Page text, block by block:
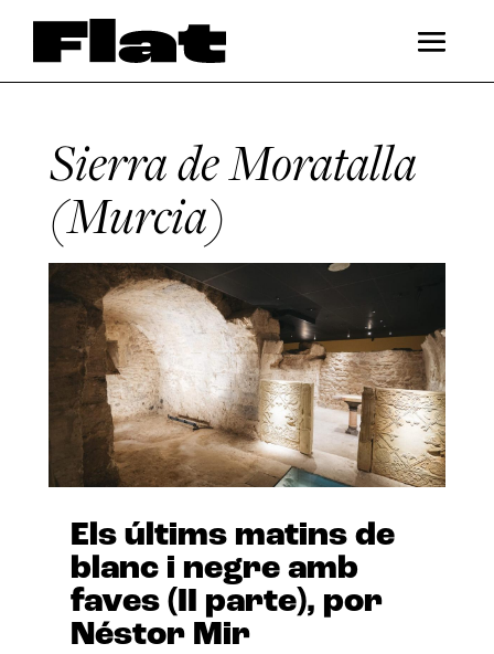
Sierra de Moratalla
(Murcia)
Els últims matins de
blanc i negre amb
faves (II parte), por
Néstor Mir